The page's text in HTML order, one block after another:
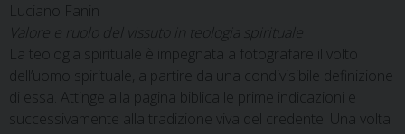
Luciano Fanin
Valore e ruolo del vissuto in teologia spirituale
La teologia spirituale è impegnata a fotografare il volto
dell’uomo spirituale, a partire da una condivisibile definizione
di essa. Attinge alla pagina biblica le prime indicazioni e
successivamente alla tradizione viva del credente. Una volta